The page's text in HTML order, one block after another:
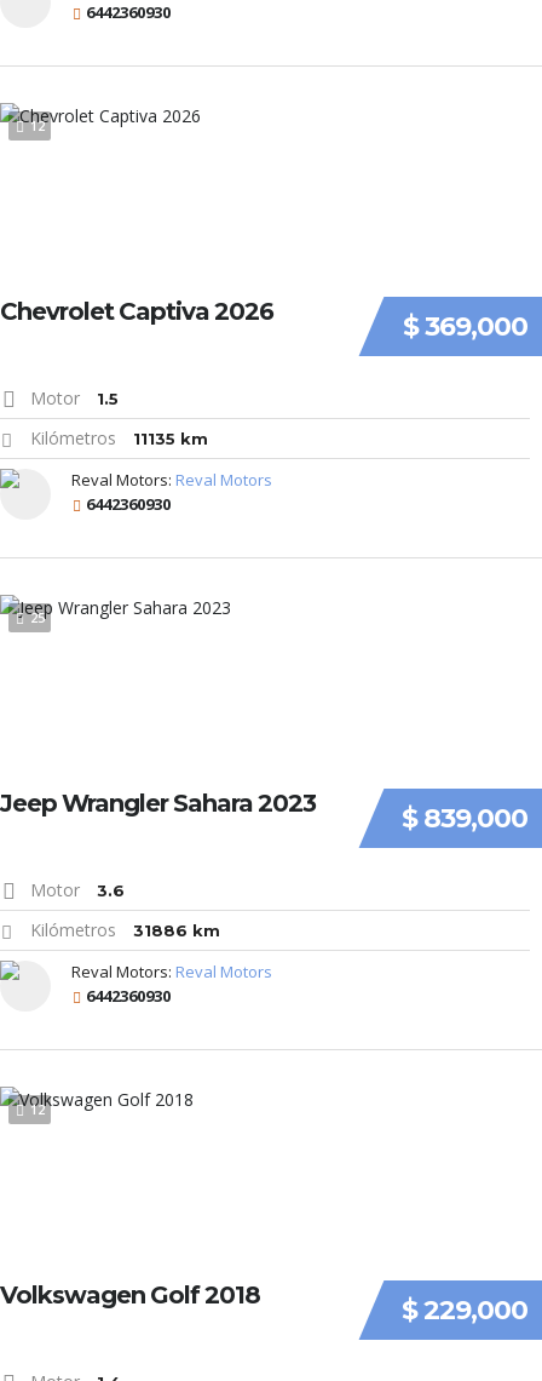
6442360930
12
$ 369,000
Chevrolet Captiva 2026
Motor 1.5
Kilómetros 11135 km
Reval Motors: Reval Motors
6442360930
25
$ 839,000
Jeep Wrangler Sahara 2023
Motor 3.6
Kilómetros 31886 km
Reval Motors: Reval Motors
6442360930
12
$ 229,000
Volkswagen Golf 2018